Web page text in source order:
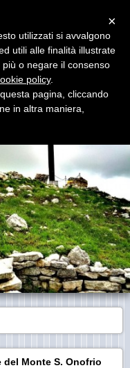
Monte S. Onofrio
×
utilizzati si avvalgono
utili alle finalità illustrate
o negare il consenso
policy.
pagina, cliccando
in altra maniera,